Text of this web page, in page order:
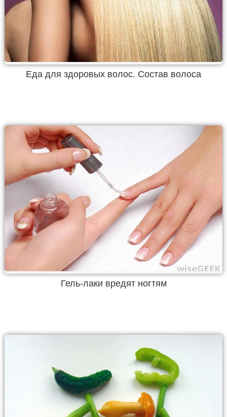
Еда для здоровых волос. Состав волоса
Гель-лаки вредят ногтям